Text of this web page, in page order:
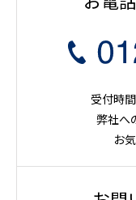
受付時
弊社へ
お